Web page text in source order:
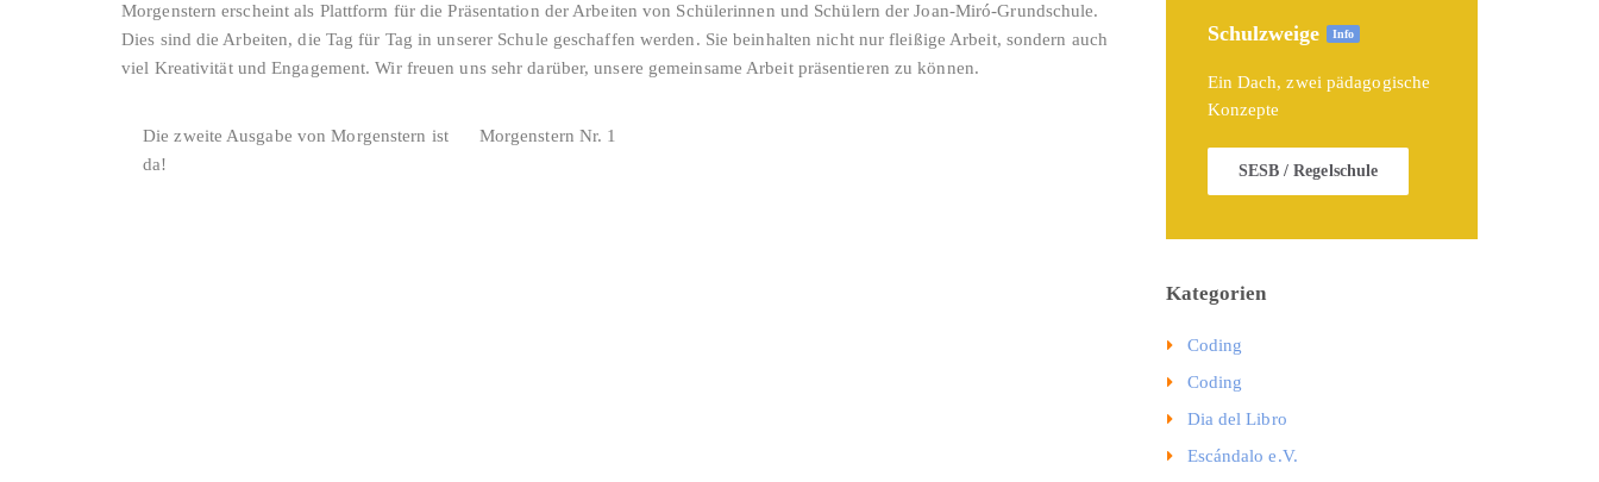
Morgenstern erscheint als Plattform für die Präsentation der Arbeiten von Schülerinnen und Schülern der Joan-Miró-Grundschule.
Dies sind die Arbeiten, die Tag für Tag in unserer Schule geschaffen werden. Sie beinhalten nicht nur fleißige Arbeit, sondern auch
viel Kreativität und Engagement. Wir freuen uns sehr darüber, unsere gemeinsame Arbeit präsentieren zu können.
Die zweite Ausgabe von Morgenstern ist
da!
Morgenstern Nr. 1
Schulzweige Info
Ein Dach, zwei pädagogische
Konzepte
SESB / Regelschule
Kategorien
Coding
Coding
Dia del Libro
Escándalo e.V.